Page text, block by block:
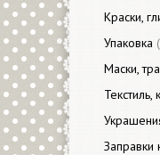
Краски,
акценты
Упаковка
Маски,
Текстиль,